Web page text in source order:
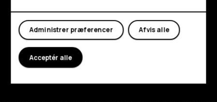
Min konto
Planet and people
Support
FacebookInstagram
Tiktok
Afvis alle
Administrer præferencer
Acceptér alle